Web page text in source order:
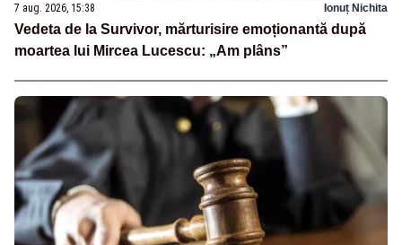
7 aug. 2026, 15:38 Ionuț Nichita
Vedeta de la Survivor, mărturisire emoționantă după
moartea lui Mircea Lucescu: „Am plâns”